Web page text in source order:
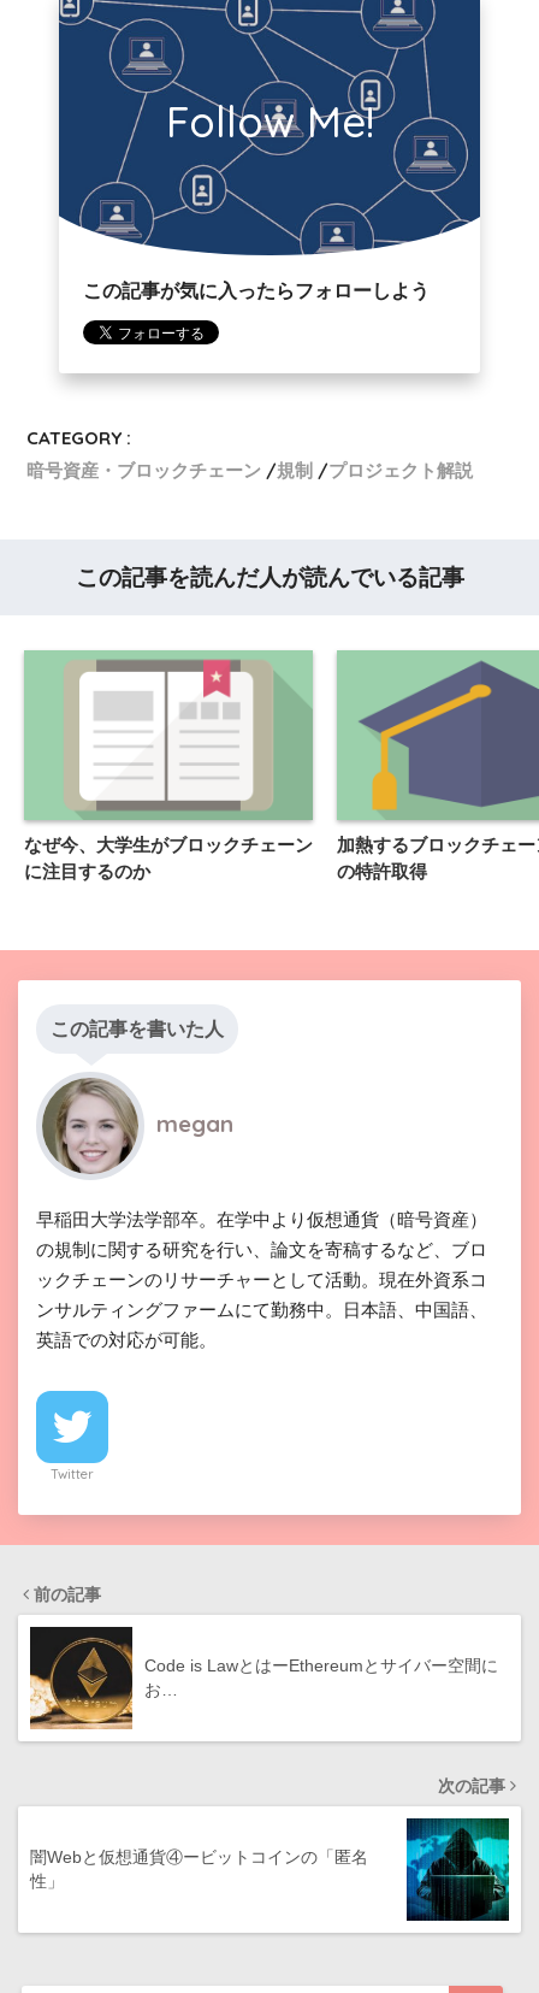
Follow Me!
この記事が気に入ったらフォローしよう
CATEGORY :
暗号資産・ブロックチェーン
規制 プロジェクト解説
この記事を読んだ人が読んでいる記事
なぜ今、大学生がブロックチェーン
に注目するのか
加熱するブロックチェ
の特許取得
この記事を書いた人
megan
早稲田大学法学部卒。在学中より仮想通貨（暗号資産）
の規制に関する研究を行い、論文を寄稿するなど、ブロ
ックチェーンのリサーチャーとして活動。現在外資系コ
ンサルティングファームにて勤務中。日本語、中国語、
英語での対応が可能。
Twitter
前の記事
Code is LawとはーEthereumとサイバー空間に
お…
次の記事
闇Webと仮想通貨④ービットコインの「匿名
性」